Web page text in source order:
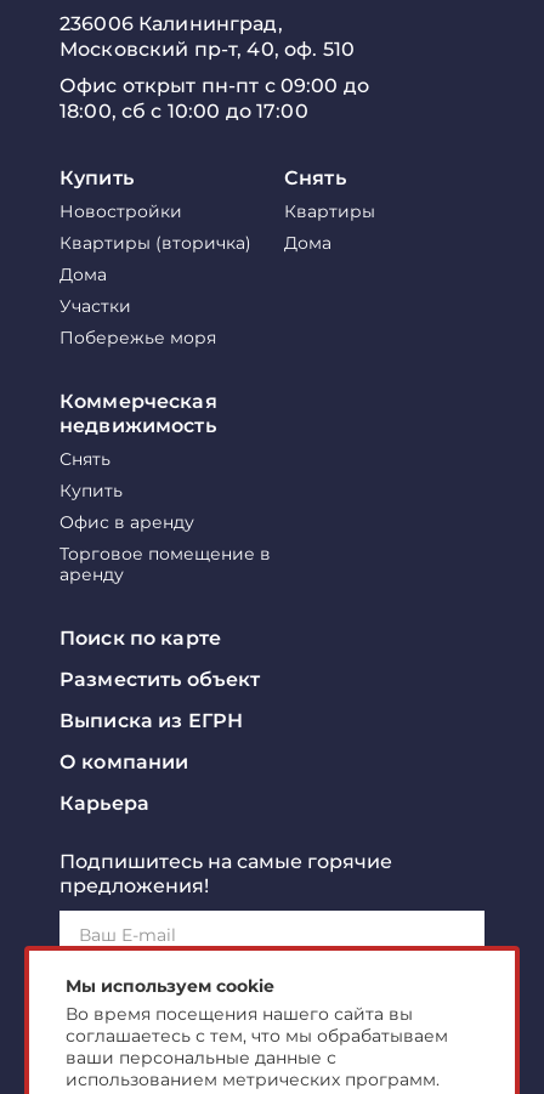
236006 Калининград,
Московский пр-т, 40, оф. 510
Офис открыт пн-пт с 09:00 до
18:00, сб с 10:00 до 17:00
Купить
Новостройки
Квартиры (вторичка)
Дома
Участки
Побережье моря
Снять
Квартиры
Дома
Коммерческая
недвижимость
Снять
Купить
Офис в аренду
Торговое помещение в
аренду
Поиск по карте
Разместить объект
Выписка из ЕГРН
О компании
Карьера
Подпишитесь на самые горячие
предложения!
Подписаться!
Я ознакомлен сполитикой конфиденциальности
согласен наобработку персональных данных
Мы используем cookie
Во время посещения нашего сайта вы
соглашаетесь с тем, что мы обрабатываем
ваши персональные данные с
использованием метрических программ.